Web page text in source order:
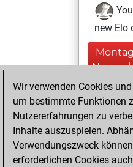
new Elo
2024
your
You
solved 2
Wir verwenden Cookies
um bestimmte Funktionen
Nutzererfahrungen zu
Inhalte auszuspielen.
Verwendungszweck
erforderlichen Cookies